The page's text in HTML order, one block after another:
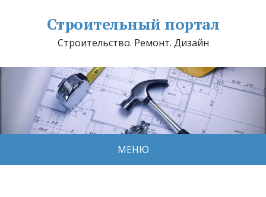
Строительный портал
Строительство. Ремонт. Дизайн
МЕНЮ